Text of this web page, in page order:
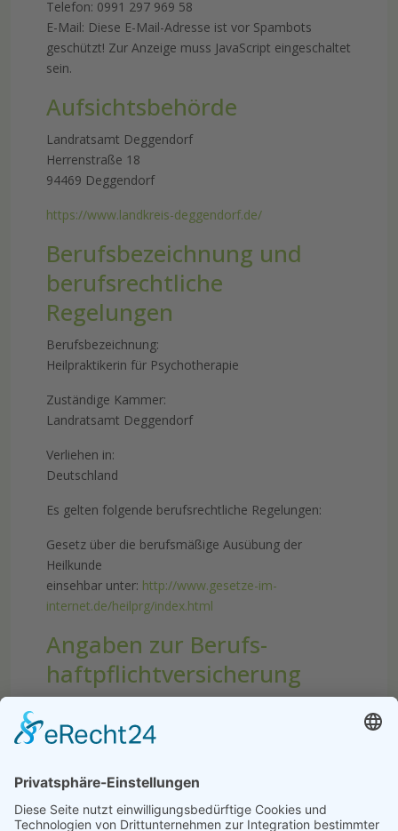
Telefon: 0991 297 969 58
E-Mail: Diese E-Mail-Adresse ist vor Spambots
geschützt! Zur Anzeige muss JavaScript eingeschaltet
sein.
Aufsichtsbehörde
Landratsamt Deggendorf
Herrenstraße 18
94469 Deggendorf
https://www.landkreis-deggendorf.de/
Berufsbezeichnung und
berufsrechtliche
Regelungen
Berufsbezeichnung:
Heilpraktikerin für Psychotherapie
Zuständige Kammer:
Landratsamt Deggendorf
Verliehen in:
Deutschland
Es gelten folgende berufsrechtliche Regelungen:
Gesetz über die berufsmäßige Ausübung der
Heilkunde
einsehbar unter: http://www.gesetze-im-
internet.de/heilprg/index.html
Angaben zur Berufs­
haftpflicht­versicherung
Die Continentale
www.continentale.de
Geltungsraum der Versicherung:
Deutschland